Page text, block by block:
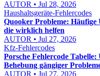
AUTOR • Jul 28, 2026
Haushaltsgeräte-Fehlercodes
Quooker Probleme: Häufige
die wirklich helfen
AUTOR • Jul 27, 2026
Kfz-Fehlercodes
Porsche Fehlercode
Behebung gängiger
AUTOR • Jul 27, 2026